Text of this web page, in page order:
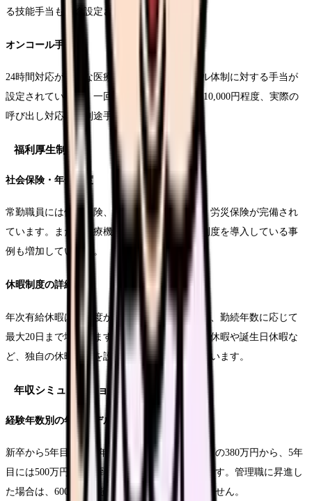
る技能手当も別途設定されています。
オンコール手当
24時間対応が必要な医療機関では、オンコール体制に対する手当が
設定されています。一回の当番で5,000円から10,000円程度、実際の
呼び出し対応には別途手当が加算されます。
福利厚生制度
社会保険・年金制度
常勤職員には健康保険、厚生年金、雇用保険、労災保険が完備され
ています。また、医療機関独自の上乗せ保険制度を導入している事
例も増加しています。
休暇制度の詳細
年次有給休暇は初年度から10日以上が付与され、勤続年数に応じて
最大20日まで増加します。また、リフレッシュ休暇や誕生日休暇な
ど、独自の休暇制度を設ける医療機関も増えています。
年収シミュレーション
経験年数別の年収モデル
新卒から5年目までの年収推移を見ると、初年度の380万円から、5年
目には500万円以上に到達するケースが一般的です。管理職に昇進し
た場合は、600万円を超える年収も珍しくありません。